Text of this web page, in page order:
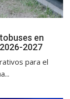
en
2027
para el